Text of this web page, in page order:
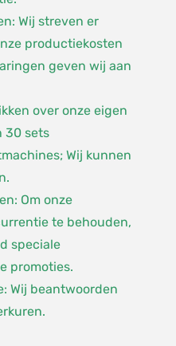
Wij streven er
productiekosten
geven wij aan
over onze eigen
30 sets
Wij kunnen
Om onze
te behouden,
speciale
promoties.
Wij beantwoorden